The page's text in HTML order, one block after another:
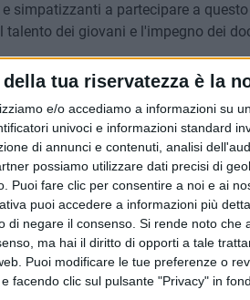
tua riservatezza è la
e/o accediamo a informazioni su
univoci e informazioni standard
di annunci e contenuti, analisi
possiamo utilizzare dati precisi di
Puoi fare clic per consentire a noi e ai
puoi accedere a informazioni più
di negare il consenso. Si rende noto che
ma hai il diritto di opporti a tale
Puoi modificare le tue preferenze o
facendo clic sul pulsante "Privacy" in
simpatizzanti a partecipare a questo
dei giovani e l'impegno dei